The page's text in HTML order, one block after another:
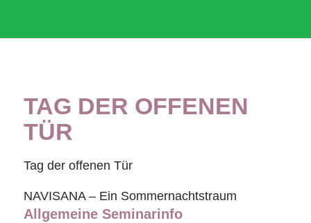
TAG DER OFFENEN
TÜR
Tag der offenen Tür
NAVISANA – Ein Sommernachtstraum
Allgemeine Seminarinfo